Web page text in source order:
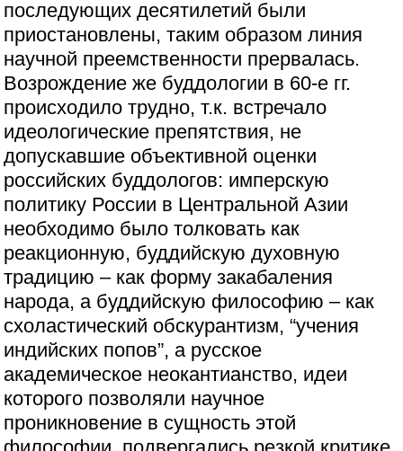
последующих десятилетий были
приостановлены, таким образом линия
научной преемственности прервалась.
Возрождение же буддологии в 60-е гг.
происходило трудно, т.к. встречало
идеологические препятствия, не
допускавшие объективной оценки
российских буддологов: имперскую
политику России в Центральной Азии
необходимо было толковать как
реакционную, буддийскую духовную
традицию – как форму закабаления
народа, а буддийскую философию – как
схоластический обскурантизм, “учения
индийских попов”, а русское
академическое неокантианство, идеи
которого позволяли научное
проникновение в сущность этой